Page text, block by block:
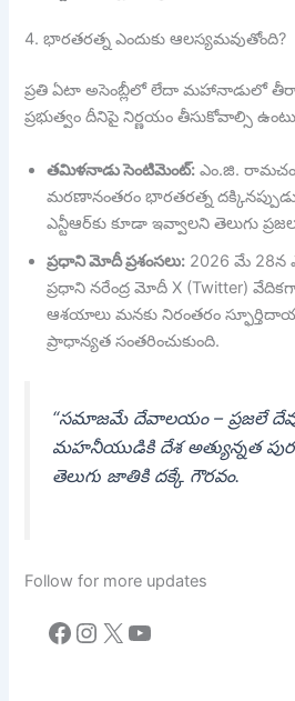
4. భారతరత్న ఎందుకు ఆలస్యమవుతోంది?
ప్రతి ఏటా అసెంబ్లీలో లేదా మహానాడులో
ప్రభుత్వం దీనిపై నిర్ణయం తీసుకోవాల్సి
తమిళనాడు సెంటిమెంట్: ఎం.జి.
మరణానంతరం భారతరత్న
ఎన్టీఆర్‌కు కూడా ఇవ్వాలని తెలుగు
ప్రధాని మోదీ ప్రశంసలు: 2026 మే 28న
ప్రధాని నరేంద్ర మోదీ X (Twitter)
ఆశయాలు మనకు నిరంతరం
ప్రాధాన్యత సంతరించుకుంది.
“సమాజమే దేవాలయం – ప్రజలే
మహనీయుడికి దేశ అత్యున్నత
తెలుగు జాతికి దక్కే గౌరవం.
Follow for more updates
Facebook
Instagram
X YouTube